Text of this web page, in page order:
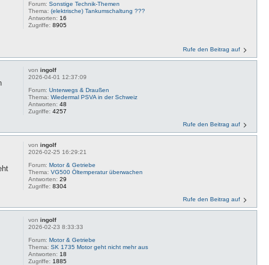
Forum:Sonstige Technik-Themen
Thema:(elektrische) Tankumschaltung ???
Antworten: 16
Zugriffe:8905
Rufe den Beitrag auf
voningolf
2026-04-01 12:37:09
Forum:Unterwegs & Draußen
Thema:Wiedermal PSVA in der Schweiz
Antworten:48
Zugriffe:4257
Rufe den Beitrag auf
voningolf
2026-02-25 16:29:21
Forum:Motor & Getriebe
Thema:VG500 Öltemperatur überwachen
Antworten:29
Zugriffe:8304
Rufe den Beitrag auf
voningolf
2026-02-23 8:33:33
Forum:Motor & Getriebe
Thema:SK 1735 Motor geht nicht mehr aus
Antworten: 18
Zugriffe: 1885